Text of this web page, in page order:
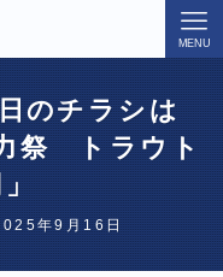
MENU
のチラシは
祭 トラウト
年9月16日